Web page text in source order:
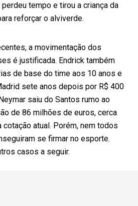
tempo e tirou a criança da
reforçar o alviverde.
a movimentação dos
é justificada. Endrick também
de base do time aos 10 anos e
sete anos depois por R$ 400
saiu do Santos rumo ao
de 86 milhões de euros, cerca
atual. Porém, nem todos
se firmar no esporte.
casos a seguir.